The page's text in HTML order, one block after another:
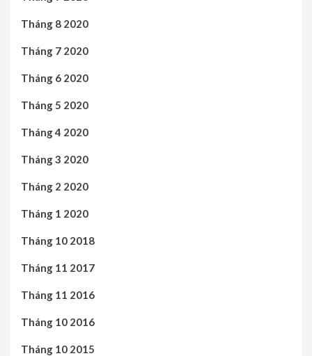
Tháng 8 2020
Tháng 7 2020
Tháng 6 2020
Tháng 5 2020
Tháng 4 2020
Tháng 3 2020
Tháng 2 2020
Tháng 1 2020
Tháng 10 2018
Tháng 11 2017
Tháng 11 2016
Tháng 10 2016
Tháng 10 2015